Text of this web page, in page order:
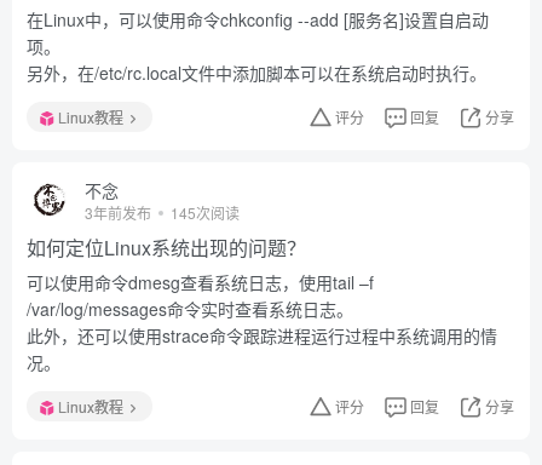
在Linux中，可以使用命令chkconfig --add [服务名]设置自启动
项。
另外，在/etc/rc.local文件中添加脚本可以在系统启动时执行。
Linux教程 评分 回复 分享
不念
3年前发布 145次阅读
如何定位Linux系统出现的问题？
可以使用命令dmesg查看系统日志，使用tail –f
/var/log/messages命令实时查看系统日志。
此外，还可以使用strace命令跟踪进程运行过程中系统调用的情
况。
Linux教程 评分 回复 分享